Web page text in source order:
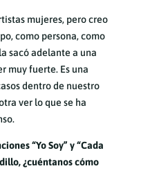
mujeres, pero creo
como persona, como
sacó adelante a una
muy fuerte. Es una
dentro de nuestro
ver lo que se ha
“Yo Soy” y “Cada
¿cuéntanos cómo